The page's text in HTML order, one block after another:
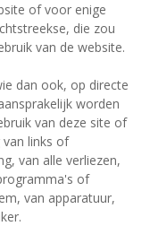
of voor enige
die zou
van de website.
dan ook, op directe
worden
van deze site of
van links of
van alle verliezen,
of
van apparatuur,